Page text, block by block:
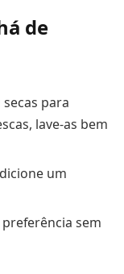
de
para
lave-as bem
um
sem